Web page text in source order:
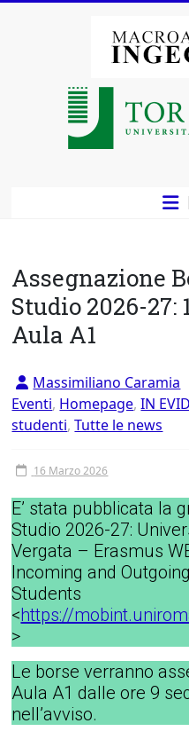
Macroarea
degli
Studi
di
Roma
Tor
Assegnazione
Studio 2026-27:
Aula A1
Massimiliano Caramia
Eventi, Homepage,IN
studenti,Tutte le news
16 Marzo 2026
E’ stata pubblicata la
Studio 2026-27:
Vergata – Erasmus
Incoming and Outgoing
Students
<https://
>
Le borse verranno
Aula A1 dalle ore 9
nell’avviso.